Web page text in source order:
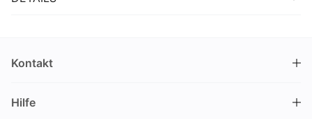
Kontakt
Nüschelerstrasse 35
Hilfe